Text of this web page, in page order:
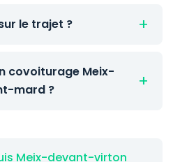
le trajet ?
covoiturage Meix-
mard ?
Meix-devant-virton